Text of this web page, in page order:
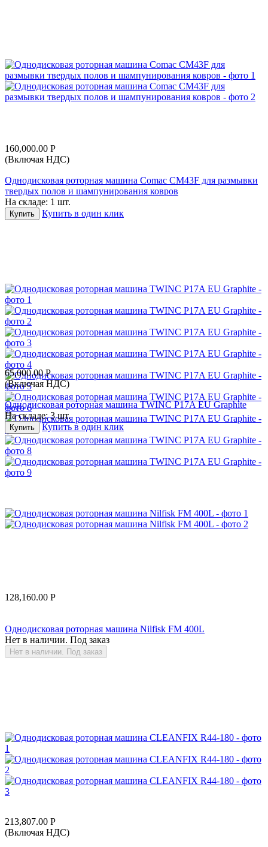
160,000.00 Р
(Включая НДС)
Однодисковая роторная машина Comac CM43F для размывки
твердых полов и шампунирования ковров
На складе: 1 шт.
Купить Купить в один клик
65,000.00 Р
(Включая НДС)
Однодисковая роторная машина TWINC P17A EU Graphite
На складе: 3 шт.
Купить Купить в один клик
128,160.00 Р
Однодисковая роторная машина Nilfisk FM 400L
Нет в наличии. Под заказ
Нет в наличии. Под заказ
213,807.00 Р
(Включая НДС)